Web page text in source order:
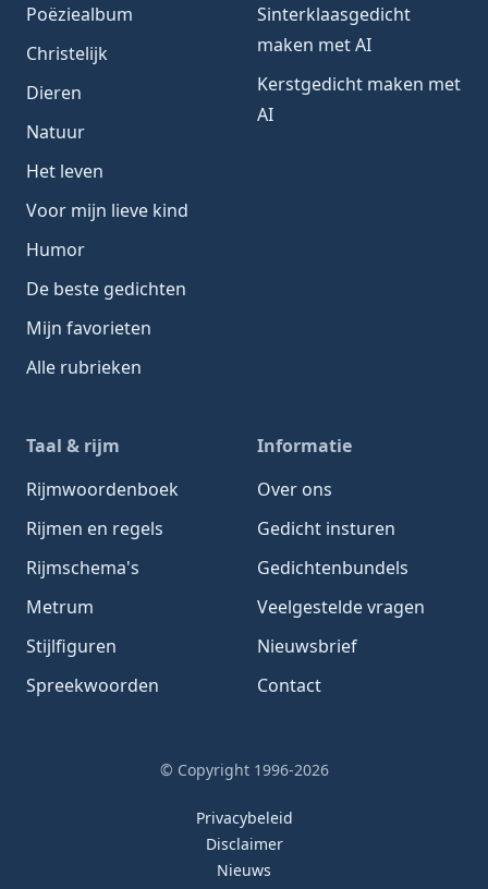
Poëziealbum
Christelijk
Dieren
Natuur
Het leven
Voor mijn lieve kind
Humor
De beste gedichten
Mijn favorieten
Alle rubrieken
Sinterklaasgedicht
maken met AI
Kerstgedicht maken met
AI
Taal & rijm
Rijmwoordenboek
Rijmen en regels
Rijmschema's
Metrum
Stijlfiguren
Spreekwoorden
Informatie
Over ons
Gedicht insturen
Gedichtenbundels
Veelgestelde vragen
Nieuwsbrief
Contact
© Copyright 1996-2026
Privacybeleid
Disclaimer
Nieuws